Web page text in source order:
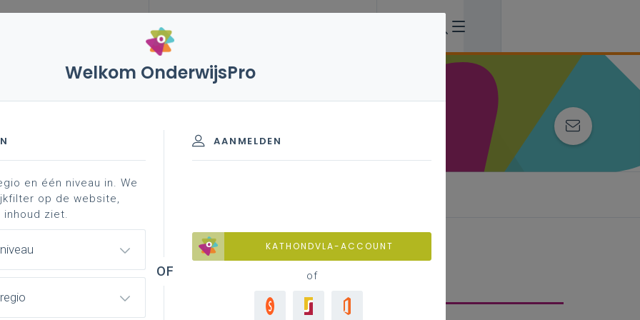
vakken en leerplannen 2de graad
leerplan
- 2de graad - A-finaliteit
inspirerend materiaal
afgewerkte versie van het leerplan
Welkom OnderwijsPro
AANMELDEN
KATHONDVLA-ACCOUNT
of
en één niveau in. We
op de website,
ziet.